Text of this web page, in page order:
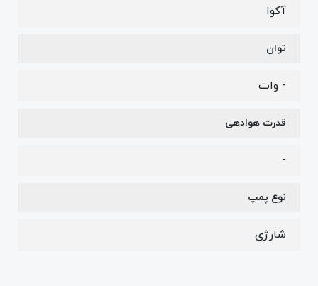
آکوا
توان
- وات
قدرت هوادهی
-
نوع پمپ
شارژی